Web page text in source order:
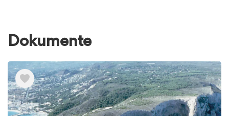
Dokumente
Ver
elementos
de
Dokumente